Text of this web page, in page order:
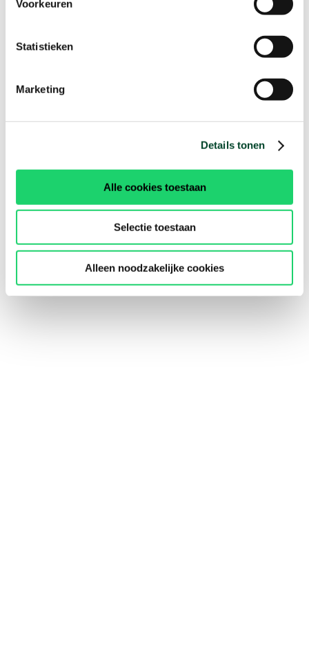
Voorkeuren
Statistieken
Marketing
Details tonen
Alle cookies toestaan
Selectie toestaan
Alleen noodzakelijke cookies